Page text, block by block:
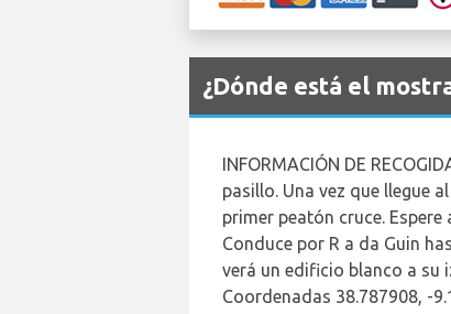
¿Dónde está el
INFORMACIÓN DE
pasillo. Una vez que llegue
primer peatón cruce. Espere
Conduce por R a da Guin
verá un edificio blanco a su
Coordenadas 38.787908, -